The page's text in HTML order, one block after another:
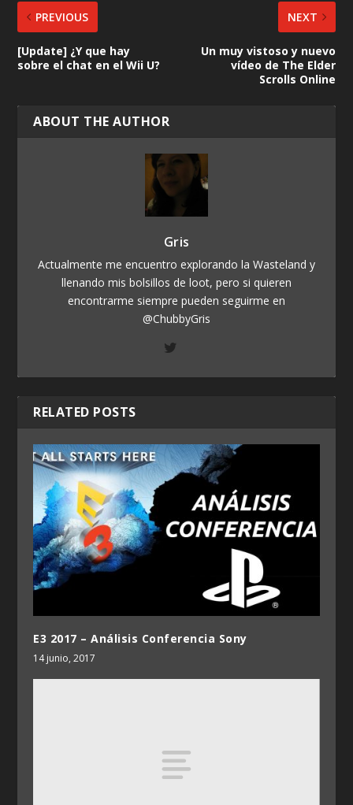
PREVIOUS
[Update] ¿Y que hay
sobre el chat en el Wii U?
NEXT
Un muy vistoso y nuevo
vídeo de The Elder
Scrolls Online
ABOUT THE AUTHOR
Gris
Actualmente me encuentro explorando la Wasteland y
llenando mis bolsillos de loot, pero si quieren
encontrarme siempre pueden seguirme en
@ChubbyGris
RELATED POSTS
E3 2017 – Análisis Conferencia Sony
14 junio, 2017